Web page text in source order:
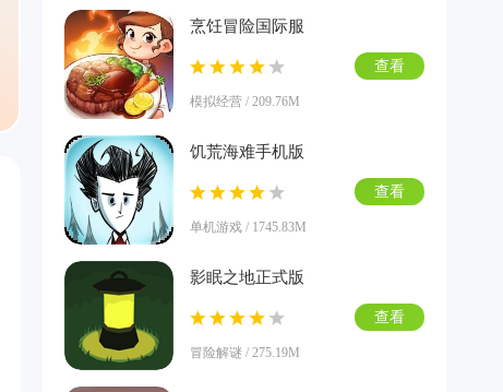
烹饪冒险国际服
模拟经营 / 209.76M
查看
饥荒海难手机版
单机游戏 / 1745.83M
查看
影眠之地正式版
冒险解谜 / 275.19M
查看